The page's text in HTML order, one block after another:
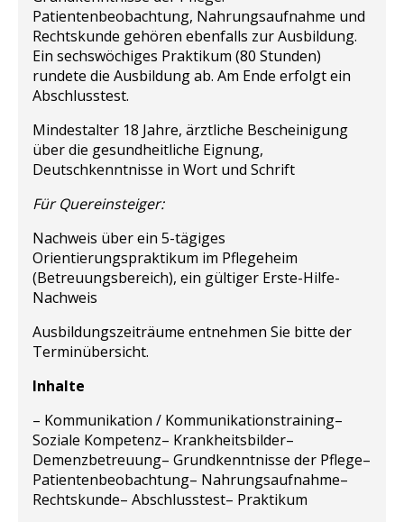
Patientenbeobachtung, Nahrungsaufnahme und
Rechtskunde gehören ebenfalls zur Ausbildung.
Ein sechswöchiges Praktikum (80 Stunden)
rundete die Ausbildung ab. Am Ende erfolgt ein
Abschlusstest.
Mindestalter 18 Jahre, ärztliche Bescheinigung
über die gesundheitliche Eignung,
Deutschkenntnisse in Wort und Schrift
Für Quereinsteiger:
Nachweis über ein 5-tägiges
Orientierungspraktikum im Pflegeheim
(Betreuungsbereich), ein gültiger Erste-Hilfe-
Nachweis
Ausbildungszeiträume entnehmen Sie bitte der
Terminübersicht.
Inhalte
– Kommunikation / Kommunikationstraining–
Soziale Kompetenz– Krankheitsbilder–
Demenzbetreuung– Grundkenntnisse der Pflege–
Patientenbeobachtung– Nahrungsaufnahme–
Rechtskunde– Abschlusstest– Praktikum